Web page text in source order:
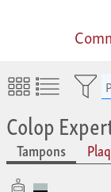
Colop
Tampons